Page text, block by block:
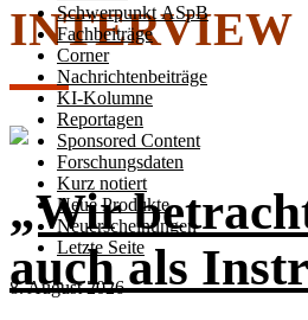
Schwerpunkt ASpB
Fachbeiträge
Corner
Nachrichtenbeiträge
KI-Kolumne
Reportagen
Sponsored Content
Forschungsdaten
Kurz notiert
Neue Produkte
Neuerscheinungen
Letzte Seite
8. August 2026
INTERVIEW
„Wir
auch als